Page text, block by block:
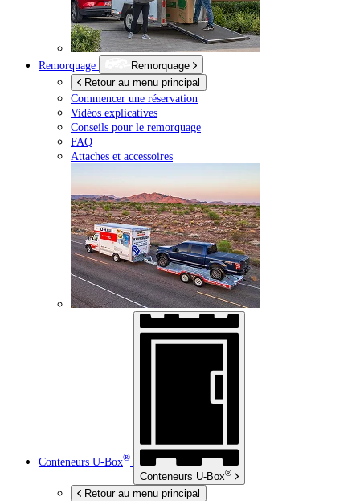
Remorquage
Remorquage
Retour au menu principal
Commencer une réservation
Vidéos explicatives
Conseils pour le remorquage
FAQ
Attaches et accessoires
Conteneurs U-Box®
Conteneurs U-Box®
Retour au menu principal